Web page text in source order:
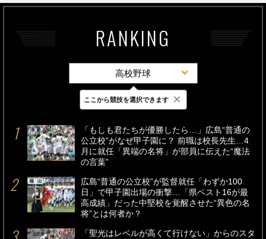
RANKING
高校野球
最新 24時間 週間
「もしも君たちが優勝したら…」広島“普通の
公立校”がなぜ甲子園に？ 前職は校長先生…4
月に就任「異端の名将」が部員に伝えた“魔法
の言葉”
広島“普通の公立校”が監督就任「わずか100
日」で甲子園出場の衝撃…「県ベスト16が最
高成績」だった中堅校を覚醒させた“異色の名
将”とは何者か？
「聖光はレベルが高くて行けない」からのスタ
ここから競技を選択できます ×